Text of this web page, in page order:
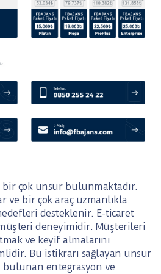
bir çok unsur bulunmaktadır.
ve bir çok araç uzmanlıkla
desteklenir. E-ticaret
deneyimidir. Müşterileri
ve keyif almalarını
Bu istikrarı sağlayan unsur
bulunan entegrasyon ve